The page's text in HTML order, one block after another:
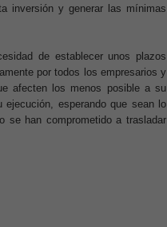
inversión y generar las mínimas
de establecer unos plazos
por todos los empresarios y
afecten los menos posible a su
ejecución, esperando que sean lo
se han comprometido a trasladar